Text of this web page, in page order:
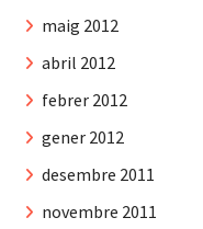
maig 2012
abril 2012
febrer 2012
gener 2012
desembre 2011
novembre 2011